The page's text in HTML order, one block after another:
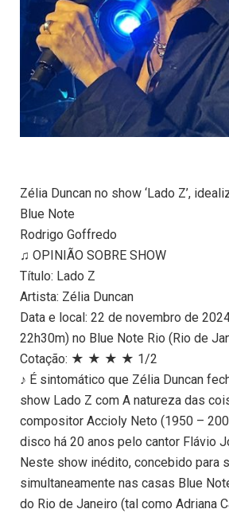
Zélia Duncan no show ‘Lado Z’,
Blue Note
Rodrigo Goffredo
♫ OPINIÃO SOBRE SHOW
Título: Lado Z
Artista: Zélia Duncan
Data e local: 22 de novembro de
22h30m) no Blue Note Rio (Rio de
Cotação: ★ ★ ★ ★ 1/2
♪ É sintomático que Zélia Duncan
show Lado Z com A natureza das
compositor Accioly Neto (1950 –
disco há 20 anos pelo cantor Flávio
Neste show inédito, concebido para
simultaneamente nas casas Blue
do Rio de Janeiro (tal como Adriana